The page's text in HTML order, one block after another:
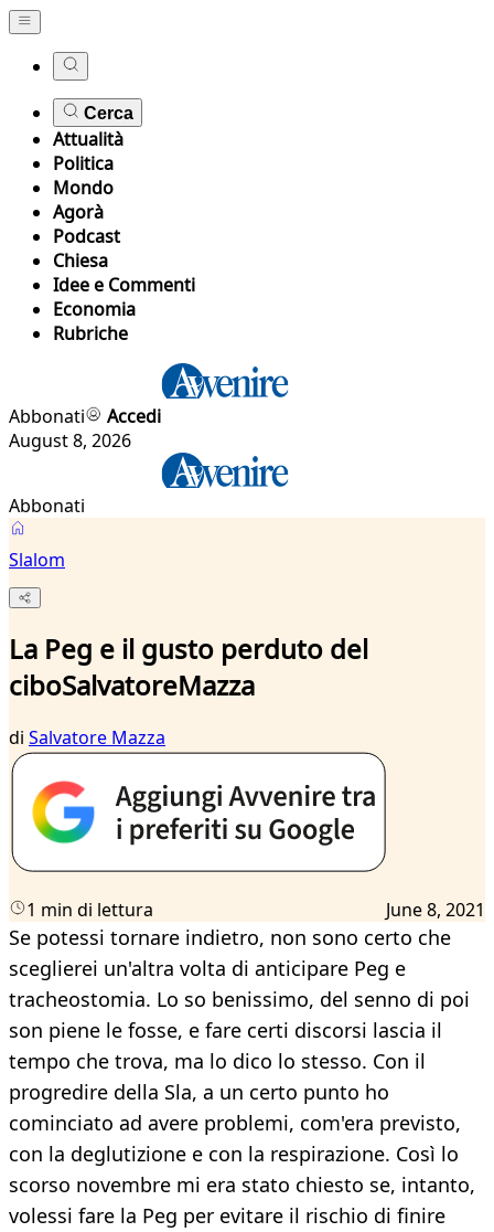
Cerca
Attualità
Politica
Mondo
Agorà
Podcast
Chiesa
Idee e Commenti
Economia
Rubriche
Abbonati
Accedi
August 8, 2026
Abbonati
Slalom
La Peg e il gusto perduto del
ciboSalvatoreMazza
di Salvatore Mazza
1 min di lettura June 8, 2021
Se potessi tornare indietro, non sono certo che
sceglierei un'altra volta di anticipare Peg e
tracheostomia. Lo so benissimo, del senno di poi
son piene le fosse, e fare certi discorsi lascia il
tempo che trova, ma lo dico lo stesso. Con il
progredire della Sla, a un certo punto ho
cominciato ad avere problemi, com'era previsto,
con la deglutizione e con la respirazione. Così lo
scorso novembre mi era stato chiesto se, intanto,
volessi fare la Peg per evitare il rischio di finire